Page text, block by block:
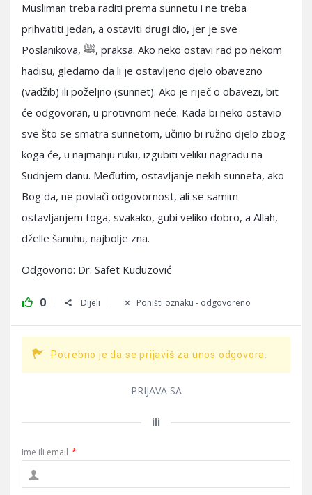
Musliman treba raditi prema sunnetu i ne treba
prihvatiti jedan, a ostaviti drugi dio, jer je sve
Poslanikova, ﷺ, praksa. Ako neko ostavi rad po nekom
hadisu, gledamo da li je ostavljeno djelo obavezno
(vadžib) ili poželjno (sunnet). Ako je riječ o obavezi, bit
će odgovoran, u protivnom neće. Kada bi neko ostavio
sve što se smatra sunnetom, učinio bi ružno djelo zbog
koga će, u najmanju ruku, izgubiti veliku nagradu na
Sudnjem danu. Međutim, ostavljanje nekih sunneta, ako
Bog da, ne povlači odgovornost, ali se samim
ostavljanjem toga, svakako, gubi veliko dobro, a Allah,
dželle šanuhu, najbolje zna.
Odgovorio: Dr. Safet Kuduzović
0 Dijeli Poništi oznaku - odgovoreno
Potrebno je da se prijaviš za unos odgovora.
PRIJAVA SA
ili
Ime ili email *